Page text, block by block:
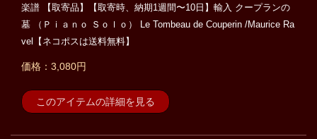
楽譜 【取寄品】【取寄時、納期1週間〜10日】輸入 クープランの
墓 （Ｐｉａｎｏ Ｓｏｌｏ） Le Tombeau de Couperin /Maurice Ra
vel【ネコポスは送料無料】
価格：3,080円
このアイテムの詳細を見る